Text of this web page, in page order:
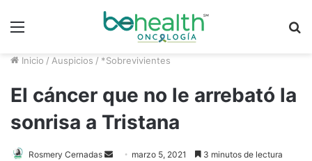
Menú
Inicio / Auspicios / *Sobrevivientes
El cáncer que no le arrebató la
sonrisa a Tristana
Rosmery Cernadas
Send marzo 5, 2021 3 minutos de lectura